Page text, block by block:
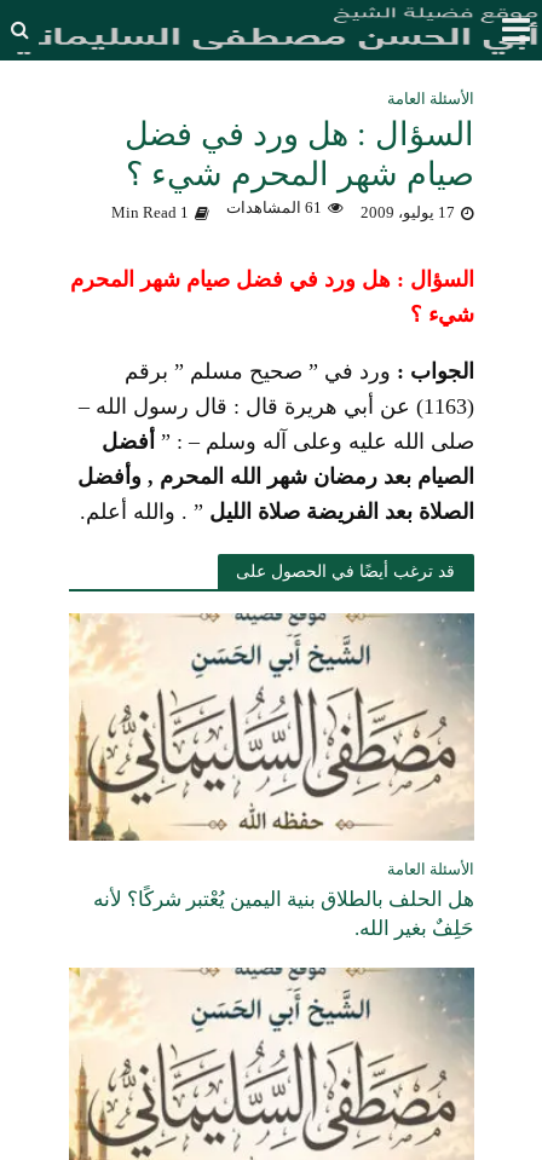
الأسئلة العامة
السؤال : هل ورد في فضل
صيام شهر المحرم شيء ؟
17 يوليو، 2009 61 المشاهدات 1 Min Read
السؤال : هل ورد في فضل صيام شهر المحرم
شيء ؟
الجواب : ورد في ” صحيح مسلم ” برقم
(1163) عن أبي هريرة قال : قال رسول الله –
صلى الله عليه وعلى آله وسلم – : ” أفضل
الصيام بعد رمضان شهر الله المحرم , وأفضل
الصلاة بعد الفريضة صلاة الليل ” . والله أعلم.
قد ترغب أيضًا في الحصول على
الأسئلة العامة
هل الحلف بالطلاق بنية اليمين يُعْتبر شركًا؟ لأنه
حَلِفٌ بغير الله.